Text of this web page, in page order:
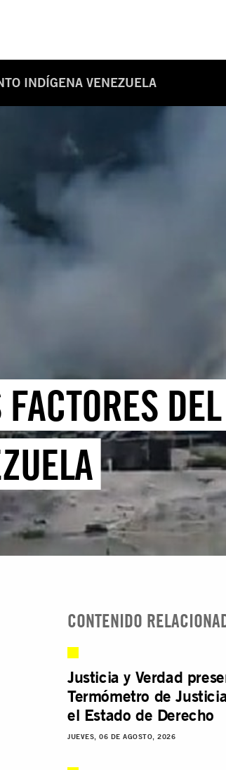
INDÍGENA VENEZUELA
DEL
CONTENIDO
Justicia y Verdad
Termómetro de
el Estado de Derecho
JUEVES, 06 DE AGOSTO, 2026